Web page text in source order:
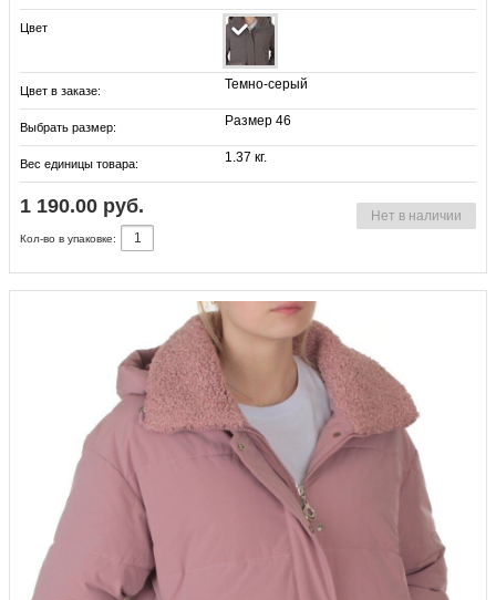
Цвет
Цвет в заказе: Темно-серый
Выбрать размер: Размер 46
Вес единицы товара: 1.37 кг.
1 190.00 руб. Нет в наличии
Кол-во в упаковке: